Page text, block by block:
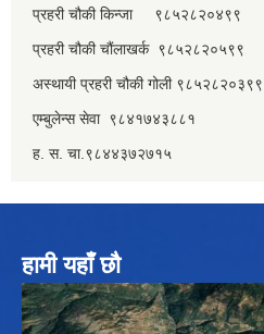
प्रहरी चौकी किन्जा ९८५२८२०४९९
प्रहरी चौकी चौंलाखर्क ९८५२८२०५९९
अस्थायी प्रहरी चौकी गोली ९८५२८२०३९९
एम्बुलेन्स सेवा ९८४१७४३८८१
ह. स. चा.९८४४३७२७१५
हामी यहाँ छौ